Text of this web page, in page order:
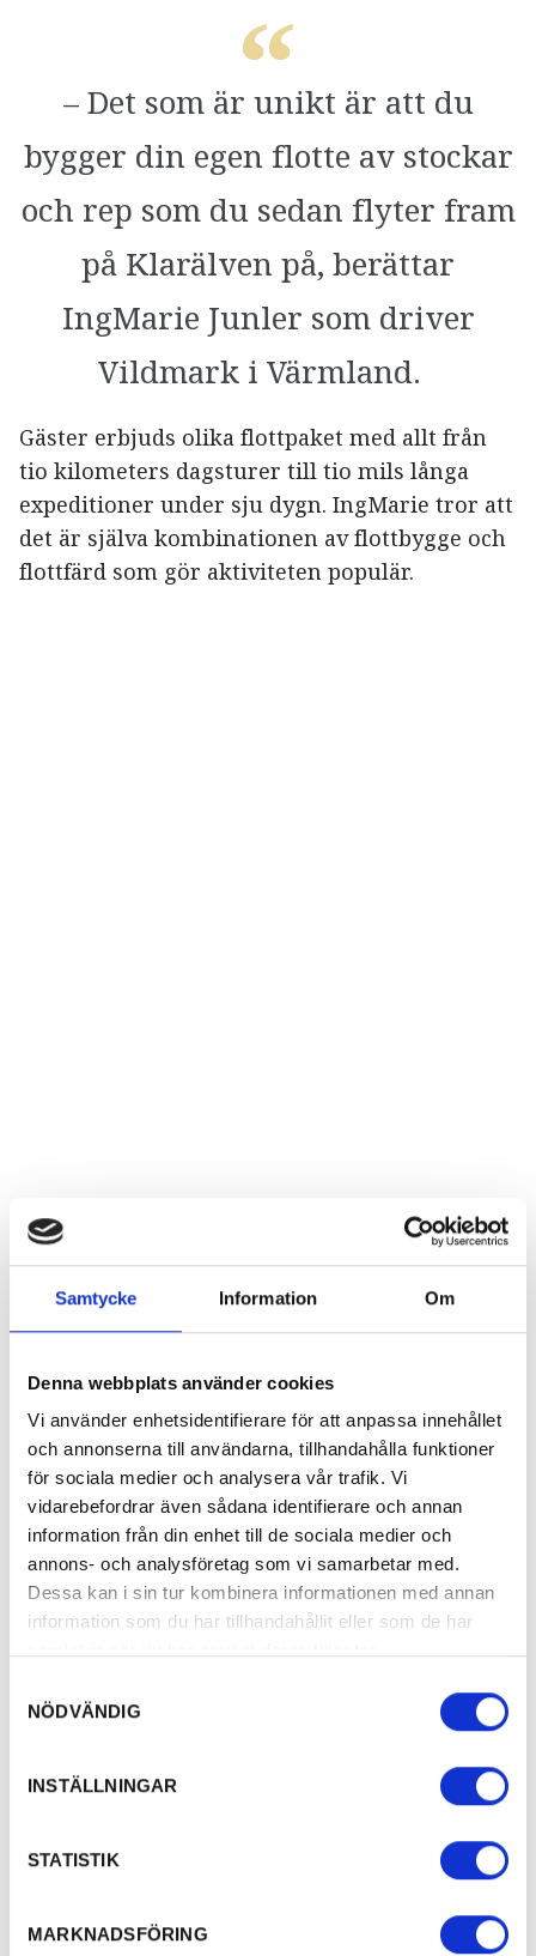
Samtycke Information Om
Denna webbplats använder cookies
Vi använder enhetsidentifierare för att anpassa innehållet
och annonserna till användarna, tillhandahålla funktioner
för sociala medier och analysera vår trafik. Vi
vidarebefordrar även sådana identifierare och annan
information från din enhet till de sociala medier och
annons- och analysföretag som vi samarbetar med.
Dessa kan i sin tur kombinera informationen med annan
information som du har tillhandahållit eller som de har
NÖDVÄNDIG
INSTÄLLNINGAR
STATISTIK
MARKNADSFÖRING
– Det som är unikt är att du
bygger din egen flotte av stockar
och rep som du sedan flyter fram
på Klarälven på, berättar
IngMarie Junler som driver
Vildmark i Värmland.
Gäster erbjuds olika flottpaket med allt från
tio kilometers dagsturer till tio mils långa
expeditioner under sju dygn. IngMarie tror att
det är själva kombinationen av flottbygge och
flottfärd som gör aktiviteten populär.